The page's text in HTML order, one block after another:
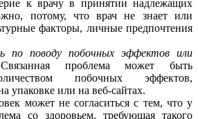
к врачу в принятии надлежащих
потому, что врач не знает или
факторы, личные предпочтения
по поводу побочных эффектов или
проблема может быть
побочных эффектов,
упаковке или на веб-сайтах.
может не согласиться с тем, что у
со здоровьем, требующая такого